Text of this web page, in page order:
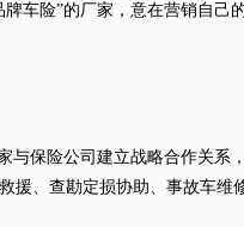
车险”的厂家，意在营销自己
保险公司建立战略合作关系
援、查勘定损协助、事故车维